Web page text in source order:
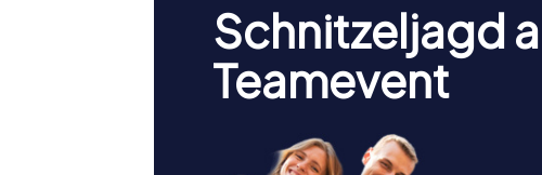
Schnitzeljagd
Teamevent